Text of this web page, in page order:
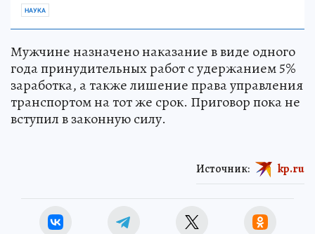
НАУКА
Мужчине назначено наказание в виде одного
года принудительных работ с удержанием 5%
заработка, а также лишение права управления
транспортом на тот же срок. Приговор пока не
вступил в законную силу.
Источник: kp.ru